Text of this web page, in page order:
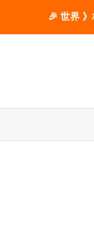
🎉 世界